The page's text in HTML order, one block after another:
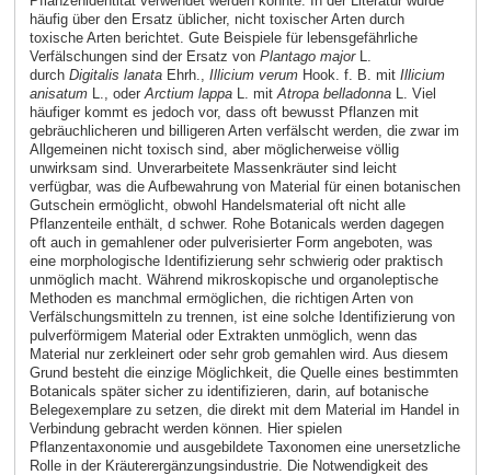
häufig über den Ersatz üblicher, nicht toxischer Arten durch
toxische Arten berichtet. Gute Beispiele für lebensgefährliche
Verfälschungen sind der Ersatz von Plantago majorL.
durch Digitalis lanataEhrh., Illicium verumHook. f. B. mit Illicium
anisatumL., oder Arctium lappaL. mit Atropa belladonnaL. Viel
häufiger kommt es jedoch vor, dass oft bewusst Pflanzen mit
gebräuchlicheren und billigeren Arten verfälscht werden, die zwar im
Allgemeinen nicht toxisch sind, aber möglicherweise völlig
unwirksam sind. Unverarbeitete Massenkräuter sind leicht
verfügbar, was die Aufbewahrung von Material für einen botanischen
Gutschein ermöglicht, obwohl Handelsmaterial oft nicht alle
Pflanzenteile enthält, d schwer. Rohe Botanicals werden dagegen
oft auch in gemahlener oder pulverisierter Form angeboten, was
eine morphologische Identifizierung sehr schwierig oder praktisch
unmöglich macht. Während mikroskopische und organoleptische
Methoden es manchmal ermöglichen, die richtigen Arten von
Verfälschungsmitteln zu trennen, ist eine solche Identifizierung von
pulverförmigem Material oder Extrakten unmöglich, wenn das
Material nur zerkleinert oder sehr grob gemahlen wird. Aus diesem
Grund besteht die einzige Möglichkeit, die Quelle eines bestimmten
Botanicals später sicher zu identifizieren, darin, auf botanische
Belegexemplare zu setzen, die direkt mit dem Material im Handel in
Verbindung gebracht werden können. Hier spielen
Pflanzentaxonomie und ausgebildete Taxonomen eine unersetzliche
Rolle in der Kräuterergänzungsindustrie. Die Notwendigkeit des